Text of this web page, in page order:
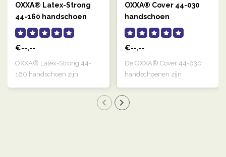
OXXA® Latex-Strong
44-160 handschoen
€--,--
OXXA® Latex-Strong 44-
160 handschoen zijn
OXXA® Cover 44-030
handschoen
€--,--
De OXXA® Cover 44-030
handschoenen zijn